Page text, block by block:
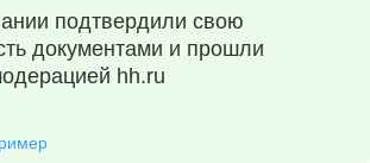
подтвердили свою
документами и прошли
hh.ru